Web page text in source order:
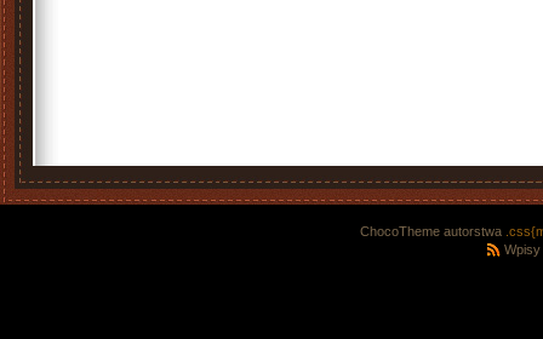
ChocoTheme autorstwa
Wpisy